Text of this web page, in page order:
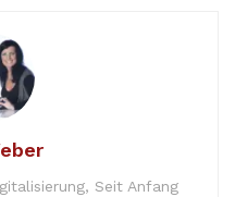
Seit Anfang